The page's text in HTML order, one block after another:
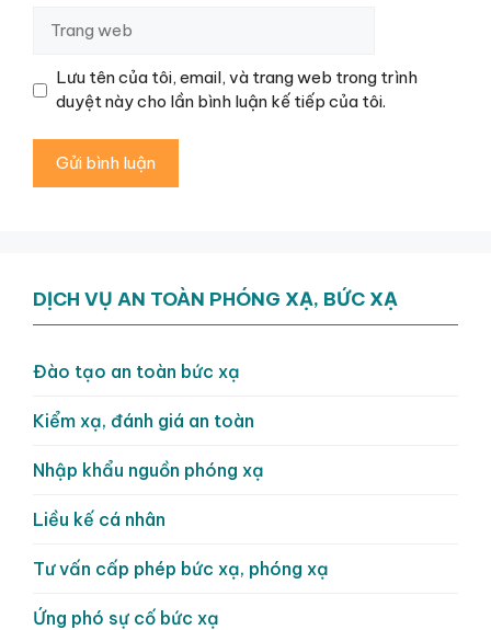
web
Lưu tên của tôi, email, và trang web trong trình
duyệt này cho lần bình luận kế tiếp của tôi.
DỊCH VỤ AN TOÀN PHÓNG XẠ, BỨC XẠ
Đào tạo an toàn bức xạ
Kiểm xạ, đánh giá an toàn
Nhập khẩu nguồn phóng xạ
Liều kế cá nhân
Tư vấn cấp phép bức xạ, phóng xạ
Ứng phó sự cố bức xạ